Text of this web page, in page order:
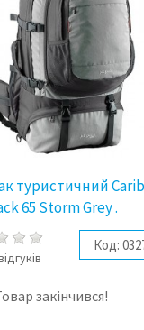
туристичний
65 Storm Grey .
Код:
закінчився!